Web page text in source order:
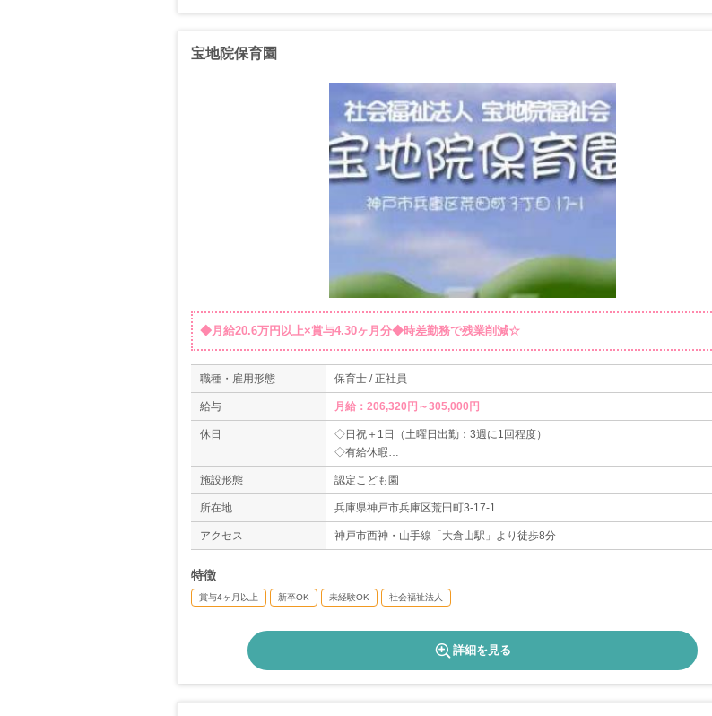
宝地院保育園
◆月給20.6万円以上×賞与4.30ヶ月分◆時差勤務で残業削減☆
職種・雇用形態 保育士 / 正社員
給与 月給：206,320円～305,000円
休日
◇日祝＋1日（土曜日出勤：3週に1回程度）
◇有給休暇
＊年間休日数114日
施設形態 認定こども園
所在地 兵庫県神戸市兵庫区荒田町3-17-1
アクセス 神戸市西神・山手線「大倉山駅」より徒歩8分
特徴
賞与4ヶ月以上 新卒OK 未経験OK 社会福祉法人
詳細を見る